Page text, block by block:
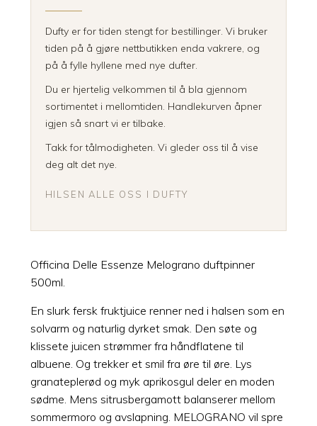
Dufty er for tiden stengt for bestillinger. Vi bruker
tiden på å gjøre nettbutikken enda vakrere, og
på å fylle hyllene med nye dufter.
Du er hjertelig velkommen til å bla gjennom
sortimentet i mellomtiden. Handlekurven åpner
igjen så snart vi er tilbake.
Takk for tålmodigheten. Vi gleder oss til å vise
deg alt det nye.
HILSEN ALLE OSS I DUFTY
Officina Delle Essenze Melograno duftpinner
500ml.
En slurk fersk fruktjuice renner ned i halsen som en
solvarm og naturlig dyrket smak. Den søte og
klissete juicen strømmer fra håndflatene til
albuene. Og trekker et smil fra øre til øre. Lys
granateplerød og myk aprikosgul deler en moden
sødme. Mens sitrusbergamott balanserer mellom
sommermoro og avslapning. MELOGRANO vil spre